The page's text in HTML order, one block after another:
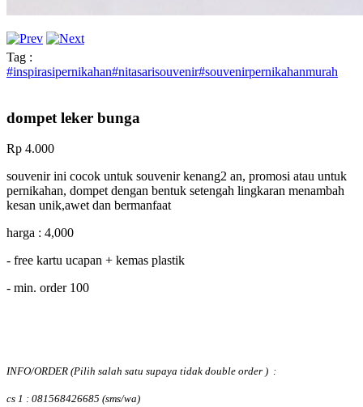
Tag :
#inspirasipernikahan#nitasarisouvenir#souvenirpernikahanmurah
dompet leker bunga
Rp 4.000
souvenir ini cocok untuk souvenir kenang2 an, promosi atau untuk
pernikahan, dompet dengan bentuk setengah lingkaran menambah
kesan unik,awet dan bermanfaat
harga : 4,000
- free kartu ucapan + kemas plastik
- min. order 100
INFO/ORDER (Pilih salah satu supaya tidak double order ) :
cs 1 : 081568426685 (sms/wa)